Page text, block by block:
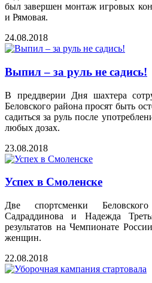
был завершен монтаж игровых
и Рямовая.
24.08.2018
Выпил – за руль не садись!
В преддверии Дня шахтера
Беловского района просят быть
садиться за руль после
любых дозах.
23.08.2018
Успех в Смоленске
Две спортсменки
Садраддинова и Надежда
результатов на Чемпионате
женщин.
22.08.2018